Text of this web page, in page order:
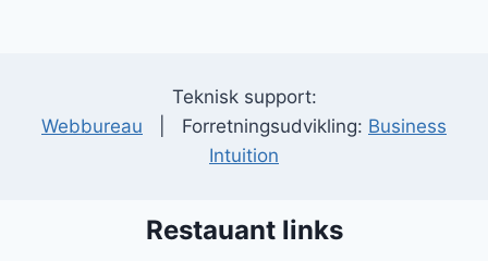
Teknisk support:
Webbureau | Forretningsudvikling: Business
Intuition
Restauant links